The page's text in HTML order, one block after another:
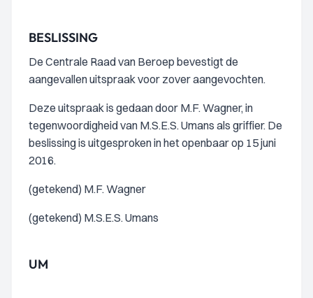
BESLISSING
De Centrale Raad van Beroep bevestigt de
aangevallen uitspraak voor zover aangevochten.
Deze uitspraak is gedaan door M.F. Wagner, in
tegenwoordigheid van M.S.E.S. Umans als griffier. De
beslissing is uitgesproken in het openbaar op 15 juni
2016.
(getekend) M.F. Wagner
(getekend) M.S.E.S. Umans
UM